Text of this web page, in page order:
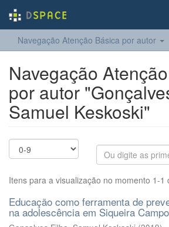
Navegação Atenção Básica por autor
Navegação
por autor
Samuel Keskoski"
Itens para a visualização no momento 1-1
Educação como ferramenta de
na adolescência em Siqueira